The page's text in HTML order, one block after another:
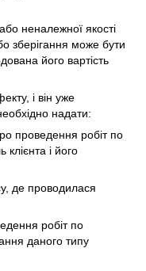
неналежної якості
зберігання може бути
його вартість
і він уже
надати:
проведення робіт по
клієнта і його
де проводилася
робіт по
даного типу